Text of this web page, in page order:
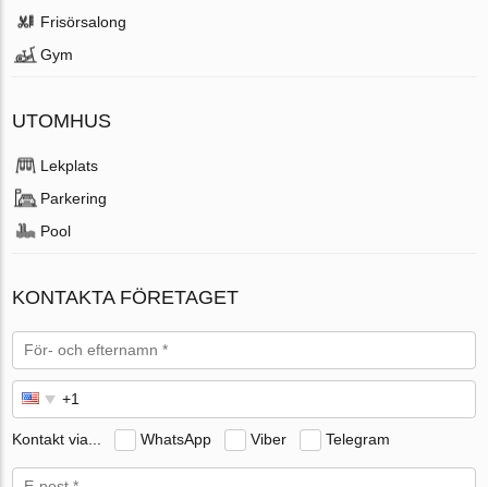
Frisörsalong
Gym
UTOMHUS
Lekplats
Parkering
Pool
KONTAKTA FÖRETAGET
Kontakt via... WhatsApp Viber Telegram